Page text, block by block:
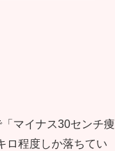
マイナス30センチ痩
ロ程度しか落ちてい